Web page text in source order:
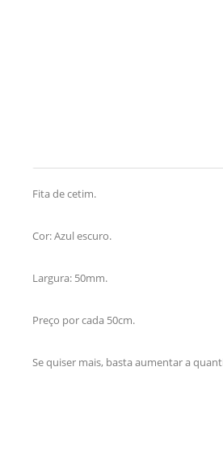
Fita de cetim.
Cor: Azul escuro.
Largura: 50mm.
Preço por cada 50cm.
Se quiser mais, basta aumentar a